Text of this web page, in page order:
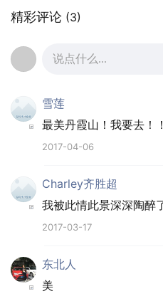
理两天来的图片，作功课了。
丹霞山景区大门。丹霞
园”。
精彩评论 (3)
说点什么...
雪莲
最美丹霞山！我要去！！
2017-04-06
Charley齐胜超
我被此情此景深深陶醉
2017-03-17
东北人
美